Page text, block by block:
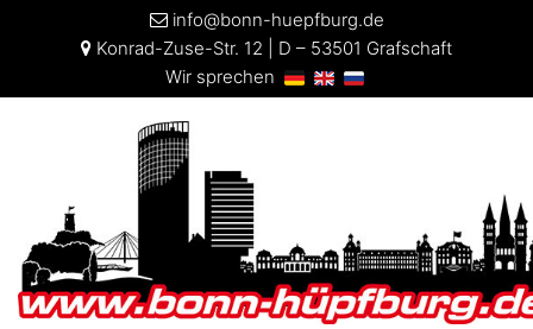
info@bonn-huepfburg.de
Konrad-Zuse-Str. 12 | D – 53501 Grafschaft
Wir sprechen